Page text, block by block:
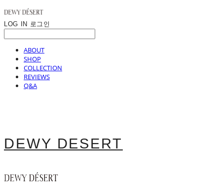
LOG IN 로그인
ABOUT
SHOP
COLLECTION
REVIEWS
Q&A
DEWY DESERT